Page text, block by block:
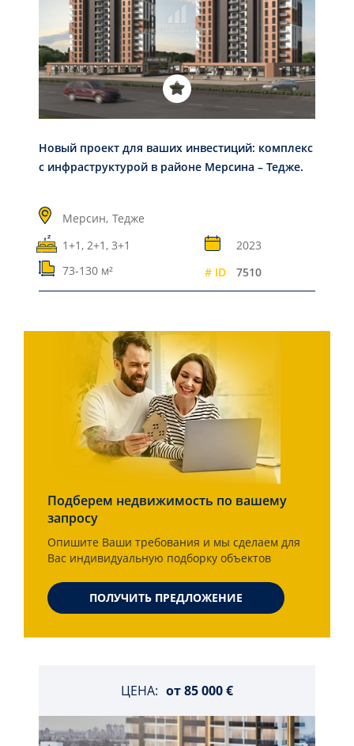
Новый проект для ваших инвестиций: комплекс
с инфраструктурой в районе Мерсина – Тедже.
Мерсин, Тедже
1+1, 2+1, 3+1
2023
73-130 м²
# ID 7510
Подберем недвижимость по вашему
запросу
Опишите Ваши требования и мы сделаем для
Вас индивидуальную подборку объектов
ПОЛУЧИТЬ ПРЕДЛОЖЕНИЕ
ЦЕНА: от85 000 €